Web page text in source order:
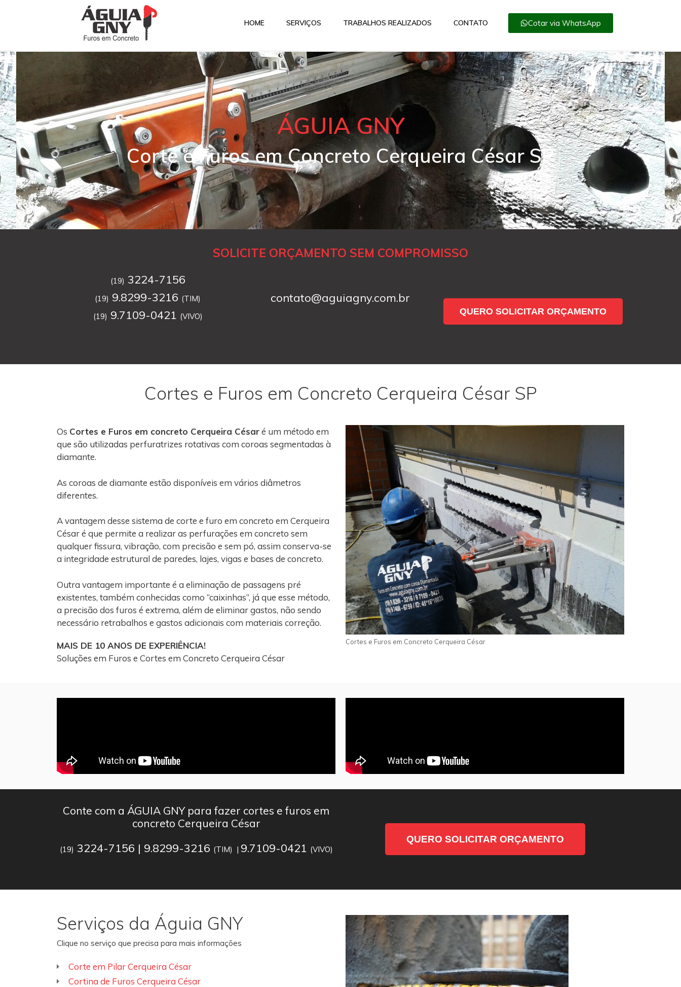
HOME SERVIÇOS TRABALHOS REALIZADOS CONTATO Cotar via WhatsApp
ÁGUIA GNY
Corte e Furos em Concreto Cerqueira César SP
SOLICITE ORÇAMENTO SEM COMPROMISSO
(19) 3224-7156
(19) 9.8299-3216 (TIM)
(19) 9.7109-0421 (VIVO)
contato@aguiagny.com.br
QUERO SOLICITAR ORÇAMENTO
Cortes e Furos em Concreto Cerqueira César SP
Os Cortes e Furos em concreto Cerqueira Césaré um método em
que são utilizadas perfuratrizes rotativas com coroas segmentadas à
diamante.
As coroas de diamante estão disponíveis em vários diâmetros
diferentes.
A vantagem desse sistema de corte e furo em concreto em Cerqueira
César é que permite a realizar as perfurações em concreto sem
qualquer fissura, vibração, com precisão e sem pó, assim conserva-se
a integridade estrutural de paredes, lajes, vigas e bases de concreto.
Outra vantagem importante é a eliminação de passagens pré
existentes, também conhecidas como “caixinhas”, já que esse método,
a precisão dos furos é extrema, além de eliminar gastos, não sendo
necessário retrabalhos e gastos adicionais com materiais correção.
MAIS DE 10 ANOS DE EXPERIÊNCIA!
Soluções em Furos e Cortes em Concreto Cerqueira César
Cortes e Furos em Concreto Cerqueira César
Conte com a ÁGUIA GNY para fazer cortes e furos em
concreto Cerqueira César
(19) 3224-7156 | 9.8299-3216 (TIM) | 9.7109-0421 (VIVO)
QUERO SOLICITAR ORÇAMENTO
Serviços da Águia GNY
Clique no serviço que precisa para mais informações
Corte em Pilar Cerqueira César
Cortina de Furos Cerqueira César